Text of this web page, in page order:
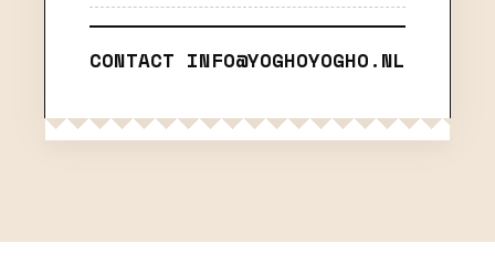
CONTACT INFO@YOGHOYOGHO.NL